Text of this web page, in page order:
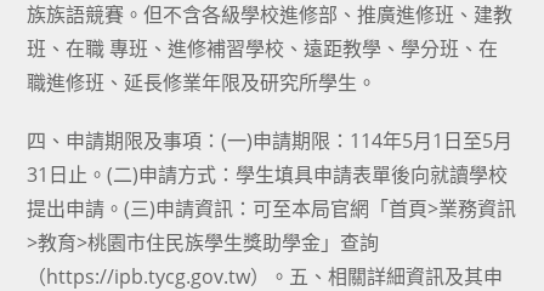
族族語競賽。但不含各級學校進修部、推廣進修班、建教
班、在職 專班、進修補習學校、遠距教學、學分班、在
職進修班、延長修業年限及研究所學生。
四、申請期限及事項：(一)申請期限：114年5月1日至5月
31日止。(二)申請方式：學生填具申請表單後向就讀學校
提出申請。(三)申請資訊：可至本局官網「首頁>業務資訊
>教育>桃園市住民族學生獎助學金」查詢
（https://ipb.tycg.gov.tw）。五、相關詳細資訊及其申